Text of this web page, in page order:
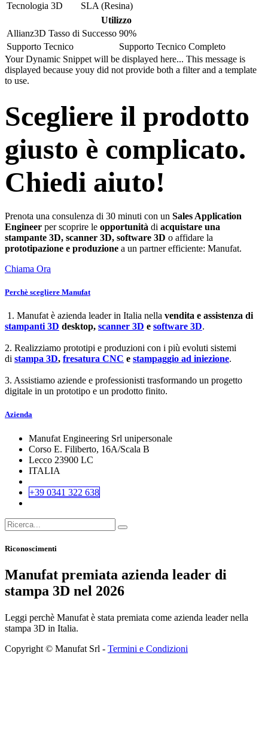
Tecnologia 3D
SLA (Resina)
Utilizzo
Allianz3D Tasso di Successo 90%
Supporto Tecnico
Supporto Tecnico Completo
Your Dynamic Snippet will be displayed here... This message is
displayed because youy did not provide both a filter and a template
to use.
Scegliere il prodotto
giusto è complicato.
Chiedi aiuto!
Prenota una consulenza di 30 minuti con un Sales Application
Engineer per scoprire le opportunità di acquistare una
stampante 3D, scanner 3D, software 3D o affidare la
prototipazione e produzione a un partner efficiente: Manufat.
Chiama Ora
Perchè scegliere Manufat
1. Manufat è azienda leader in Italia nella vendita e assistenza di
stampanti 3D desktop, scanner 3D e software 3D.
2. Realizziamo prototipi e produzioni con i più evoluti sistemi
di stampa 3D, fresatura CNC e stampaggio ad iniezione.
3. Assistiamo aziende e professionisti trasformando un progetto
digitale in un prototipo e un prodotto finito.
Azienda
Manufat Engineering Srl unipersonale
Corso E. Filiberto, 16A/Scala B
Lecco 23900 LC
ITALIA
+39 0341 322 638
Riconoscimenti
Manufat premiata azienda leader di
stampa 3D nel 2026
Leggi perchè Manufat è stata premiata come azienda leader nella
stampa 3D in Italia.
Copyright © Manufat Srl - Termini e Condizioni